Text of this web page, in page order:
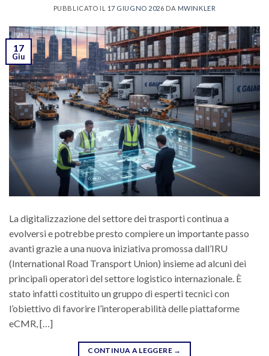
PUBBLICATO IL 17 GIUGNO 2026 DA MWINKLER
17
Giu
La digitalizzazione del settore dei trasporti continua a
evolversi e potrebbe presto compiere un importante passo
avanti grazie a una nuova iniziativa promossa dall’IRU
(International Road Transport Union) insieme ad alcuni dei
principali operatori del settore logistico internazionale. È
stato infatti costituito un gruppo di esperti tecnici con
l’obiettivo di favorire l’interoperabilità delle piattaforme
eCMR, […]
CONTINUA A LEGGERE →